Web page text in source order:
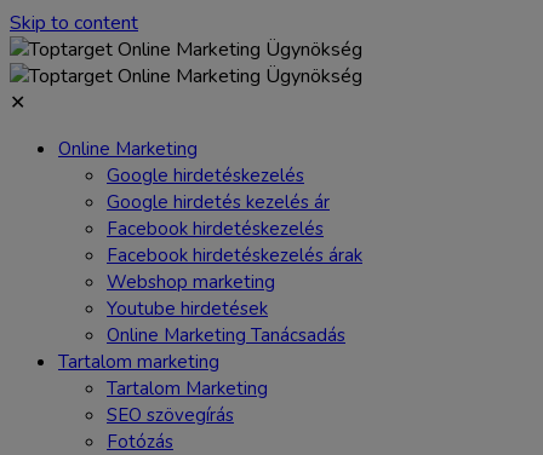
Skip to content
✕
Online Marketing
Google hirdetéskezelés
Google hirdetés kezelés ár
Facebook hirdetéskezelés
Facebook hirdetéskezelés árak
Webshop marketing
Youtube hirdetések
Online Marketing Tanácsadás
Tartalom marketing
Tartalom Marketing
SEO szövegírás
Fotózás